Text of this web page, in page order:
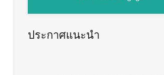
ประกาศแนะนำ